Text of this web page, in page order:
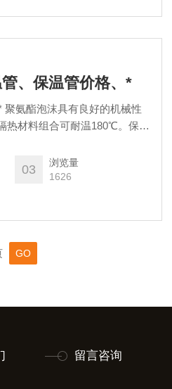
、保温管价格、*
氨酯泡沫具有良好的机械性
热材料组合可耐温180℃。保温
个牢固的整体。
03
浏览量
1626
留言咨询